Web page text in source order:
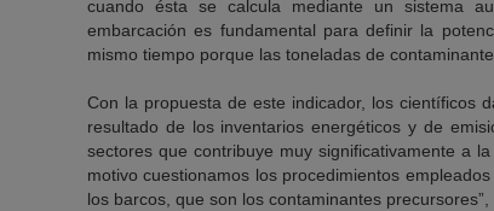
cuando ésta se calcula mediante un sistema
embarcación es fundamental para definir la
mismo tiempo porque las toneladas de
Con la propuesta de este indicador, los científicos
resultado de los inventarios energéticos y de
sectores que contribuye muy significativamente a
motivo cuestionamos los procedimientos
los barcos, que son los contaminantes precursores”,